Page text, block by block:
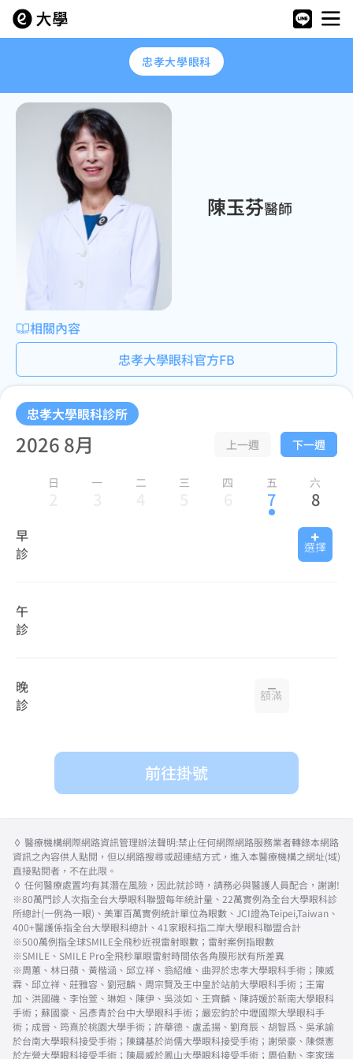
陳玉芬醫師
相關內容
忠孝大學眼科官方FB
忠孝大學眼科診所
2026 8月 上一週 下一週
日 一 二 三 四 五 六
7 8
早
診
選擇
午
診
晚
診
額滿
前往掛號
忠孝大學眼科
◊ 醫療機構網際網路資訊管理辦法聲明:禁止任何網際網路服務業者轉錄本網路
資訊之內容供人點閱，但以網路搜尋或超連結方式，進入本醫療機構之網址(域)
直接點閱者，不在此限。
◊ 任何醫療處置均有其潛在風險，因此就診時，請務必與醫護人員配合，謝謝!
※80萬門診人次指全台大學眼科聯盟每年統計量、22萬實例為全台大學眼科診
所總計(一例為一眼)、美軍百萬實例統計單位為眼數、JCI證為Teipei,Taiwan、
400+醫護係指全台大學眼科總計、41家眼科指二岸大學眼科聯盟合計
※500萬例指全球SMILE全飛秒近視雷射眼數；雷射案例指眼數
※SMILE、SMILE Pro全飛秒單眼雷射時間依各角膜形狀有所差異
※周蕙、林日蘋、黃楷涵、邱立祥、翁紹維、曲羿於忠孝大學眼科手術；陳威
霖、邱立祥、莊雅容、劉冠麟、周宗賢及王中皇於站前大學眼科手術；王甯
加、洪國磯、李怡萱、琳妲、陳伊、吳淡如、王齊麟、陳詩媛於新南大學眼科
手術；蘇國豪、呂彥青於台中大學眼科手術；嚴宏鈞於中壢國際大學眼科手
術；成晉、筠熹於桃園大學手術；許華德、盧孟揚、劉育辰、胡智爲、吳承諭
於台南大學眼科接受手術；陳鏞基於尚儒大學眼科接受手術；謝榮豪、陳傑憲
於左營大學眼科接受手術；陳晨威於鳳山大學眼科接受手術；周伯勳、李家瑞